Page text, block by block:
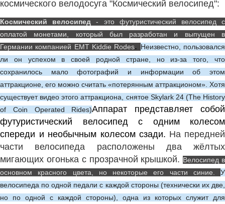
космического велодосуга "Космический велосипед":
Космический велосипед- это футуристический велосипед с
оплатой монетами, который был разработан и выпущен в
Германии компанией EMT Kiddie Rodes. Неизвестно, пользовался
ли он успехом в своей родной стране, но из-за того, что
сохранилось мало фотографий и информации об этом
аттракционе, его можно считать «потерянным аттракционом». Хотя
существует видео этого аттракциона, снятое Skylark 24 (The History
of Coin Operated Rides)Аппарат представляет собой
футуристический велосипед с одним колесом
спереди и необычным колесом сзади. На передней
части велосипеда расположены два жёлтых
мигающих огонька с прозрачной крышкой. Велосипед в
основном красного цвета, но некоторые его части синие.
У
велосипеда по одной педали с каждой стороны (технически их две,
но по одной с каждой стороны), одна из которых служит для